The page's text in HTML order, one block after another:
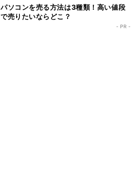
パソコンを売る方法は3種類！高い値段
で売りたいならどこ？
- PR -